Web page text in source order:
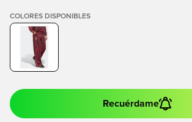
COLORES DISPONIBLES
Recuérdame